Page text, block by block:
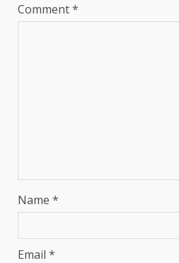
Comment*
Name *
Email *